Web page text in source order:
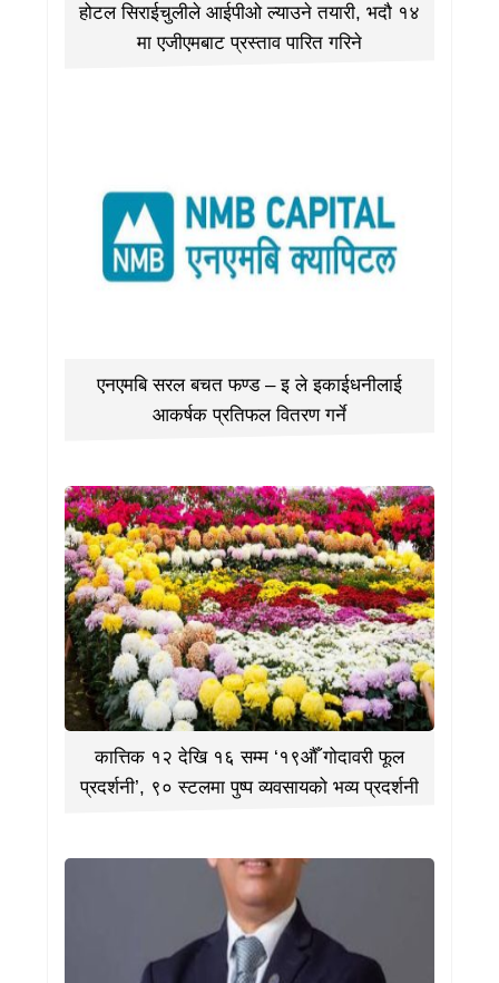
होटल सिराईचुलीले आईपीओ ल्याउने तयारी, भदौ १४
मा एजीएमबाट प्रस्ताव पारित गरिने
एनएमबि सरल बचत फण्ड – इ ले इकाईधनीलाई
आकर्षक प्रतिफल वितरण गर्ने
कात्तिक १२ देखि १६ सम्म ‘१९औँ गोदावरी फूल
प्रदर्शनी’, ९० स्टलमा पुष्प व्यवसायको भव्य प्रदर्शनी